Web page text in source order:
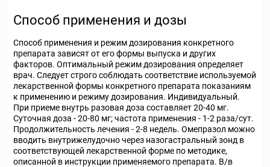
Способ применения и дозы
Способ применения и режим дозирования конкретного
препарата зависят от его формы выпуска и других
факторов. Оптимальный режим дозирования определяет
врач. Следует строго соблюдать соответствие используемой
лекарственной формы конкретного препарата показаниям
к применению и режиму дозирования. Индивидуальный.
При приеме внутрь разовая доза составляет 20-40 мг.
Суточная доза - 20-80 мг; частота применения - 1-2 раза/сут.
Продолжительность лечения - 2-8 недель. Омепразол можно
вводить внутрижелудочно через назогастральный зонд в
соответствующей лекарственной форме по методике,
описанной в инструкции применяемого препарата. В/в